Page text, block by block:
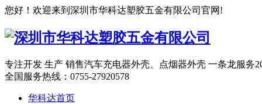
您好！欢迎来到深圳市华科达塑胶五金有限公司官网!
专注开发 生产 销售汽车充电器外壳、点烟器外壳 一条龙服务
全国服务热线： 0755-27920578
华科达首页